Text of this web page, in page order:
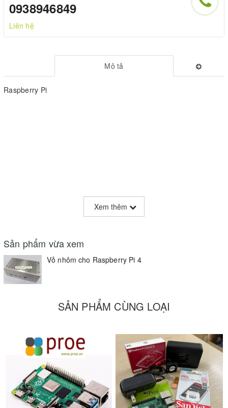
0938946849
Liên hệ
Mô tả
Raspberry Pi
Xem thêm
Sản phẩm vừa xem
Vỏ nhôm cho Raspberry Pi 4
SẢN PHẨM CÙNG LOẠI